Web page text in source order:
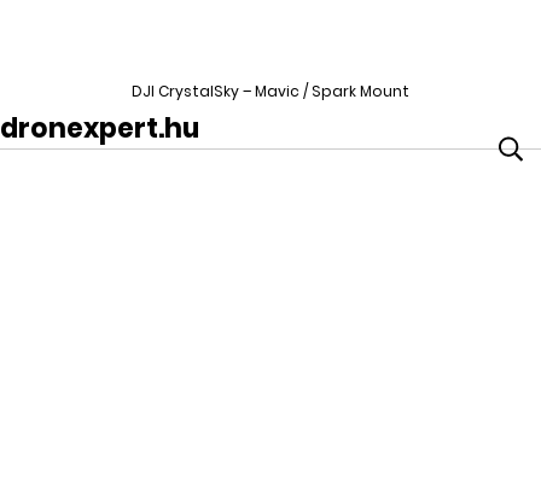
DJI CrystalSky – Mavic / Spark Mount
dronexpert.hu